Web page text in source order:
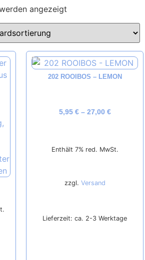
angezeigt
202 ROOIBOS – LEMON
5,95 € – 27,00 €
Enthält 7% red. MwSt.
zzgl. Versand
Lieferzeit: ca. 2-3 Werktage